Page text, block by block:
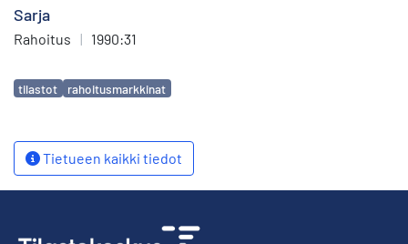
Sarja
Rahoitus | 1990:31
Avainsanat
tilastot rahoitusmarkkinat
Tietueen kaikki tiedot